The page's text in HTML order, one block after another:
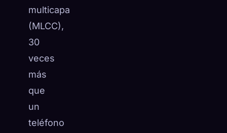
multicapa
(MLCC),
30
veces
más
que
un
teléfono